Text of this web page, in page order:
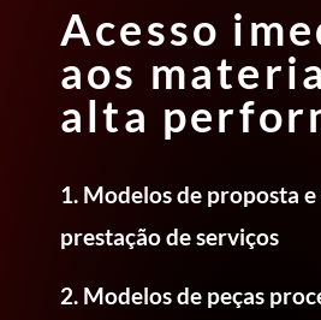
Acesso
aos
alta
1. Modelos de proposta
prestação de serviços
2. Modelos de peças